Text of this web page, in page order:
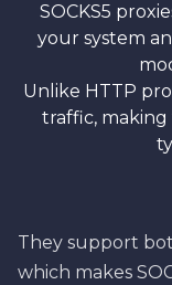
SOCKS5
your system
Unlike HTTP
traffic,
They support
which makes